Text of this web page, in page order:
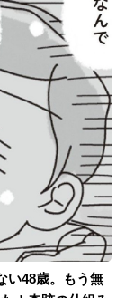
い48歳。もう無